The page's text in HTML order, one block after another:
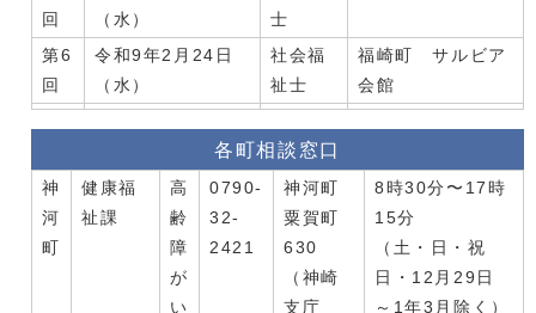
回
（水）
士
第6
回
令和9年2月24日
（水）
社会福
祉士
福崎町 サルビア
会館
各町相談窓口
神
河
町
健康福
祉課
高
齢
障
が
い
0790-
32-
2421
神河町
粟賀町
630
（神崎
支庁
8時30分〜17時
15分
（土・日・祝
日・12月29日
～1年3月除く）